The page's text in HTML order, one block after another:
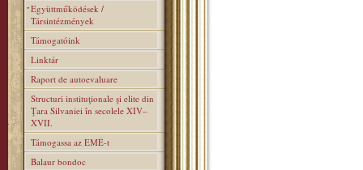
Együttműködések /
Társintézmények
Támogatóink
Linktár
Raport de autoevaluare
Structuri instituţionale şi elite din
Ţara Silvaniei în secolele XIV–
XVII.
Támogassa az EMÉ-t
Balaur bondoc